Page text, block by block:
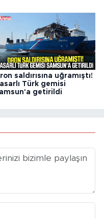
saldırısına uğramıştı!
Türk gemisi
getirildi